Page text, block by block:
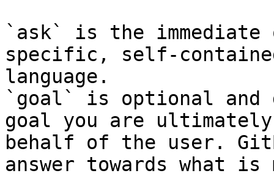
`ask` is the
specific, self-
language.
`goal` is optional and
goal you are
behalf of the user.
answer towards what